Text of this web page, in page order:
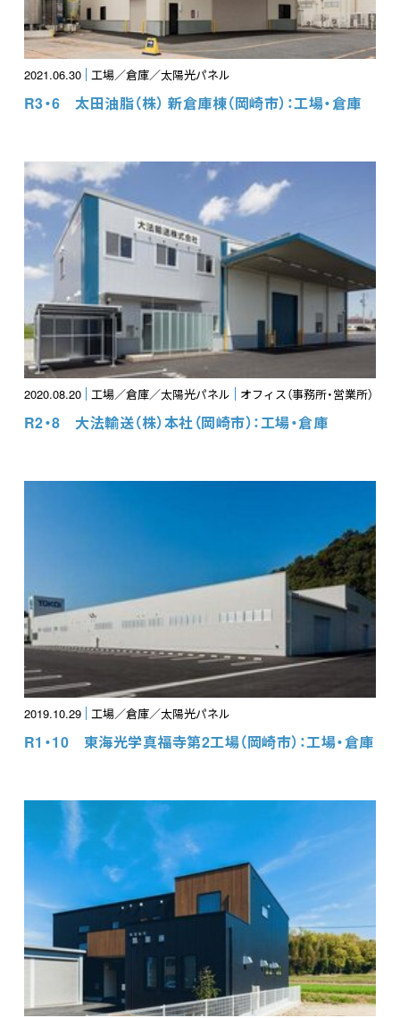
2021.06.30 工場／倉庫／太陽光パネル
R3・6 太田油脂（株） 新倉庫棟（岡崎市）：工場・倉庫
2020.08.20 工場／倉庫／太陽光パネル オフィス（事務所・営業所）
R2・8 大法輸送（株）本社（岡崎市）：工場・倉庫
2019.10.29 工場／倉庫／太陽光パネル
R1・10 東海光学真福寺第2工場（岡崎市）：工場・倉庫